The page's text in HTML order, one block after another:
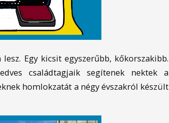
Egy kicsit egyszerűbb, kőkorszakibb.
családtagjaik segítenek nektek a
homlokzatát a négy évszakról készült